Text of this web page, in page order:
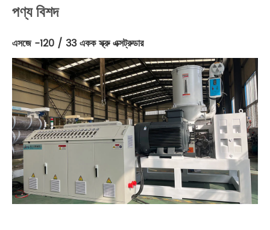
পণ্য বিশদ
এসজে -120 / 33 একক স্ক্রু এক্সট্রুডার